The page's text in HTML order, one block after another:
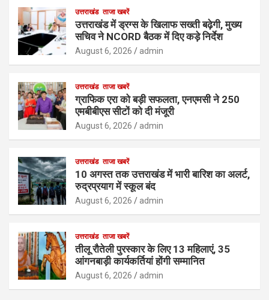
उत्तराखंड ताजा खबरें
उत्तराखंड में ड्रग्स के खिलाफ सख्ती बढ़ेगी, मुख्य
सचिव ने NCORD बैठक में दिए कड़े निर्देश
August 6, 2026 admin
उत्तराखंड ताजा खबरें
ग्राफिक एरा को बड़ी सफलता, एनएमसी ने 250
एमबीबीएस सीटों को दी मंजूरी
August 6, 2026 admin
उत्तराखंड ताजा खबरें
10 अगस्त तक उत्तराखंड में भारी बारिश का अलर्ट,
रुद्रप्रयाग में स्कूल बंद
August 6, 2026 admin
उत्तराखंड ताजा खबरें
तीलू रौतेली पुरस्कार के लिए 13 महिलाएं, 35
आंगनबाड़ी कार्यकर्तियां होंगी सम्मानित
August 6, 2026 admin